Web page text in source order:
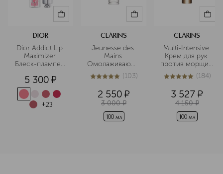
DIOR
Dior Addict Lip
Maximizer
Блеск-плампер
5 300 ¤
+23
CLARINS
Jeunesse des
Mains
Омолаживающий
крем для рук
5из 5103 (103)
2 550 ¤
3 000 ¤
100 мл
CLARINS
Multi-Intensive
Крем для рук
против морщин
и пигментных
пятен
5из 5184 (184)
3 527 ¤
4 150 ¤
100 мл